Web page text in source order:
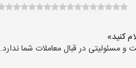
مسئولیتی در قبال معاملات شما ندارد.